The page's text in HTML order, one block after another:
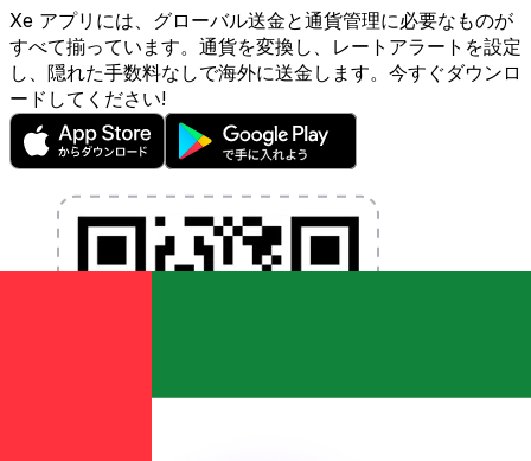
Xe アプリには、グローバル送金と通貨管理に必要なものが
すべて揃っています。通貨を変換し、レートアラートを設定
し、隠れた手数料なしで海外に送金します。今すぐダウンロ
ードしてください!